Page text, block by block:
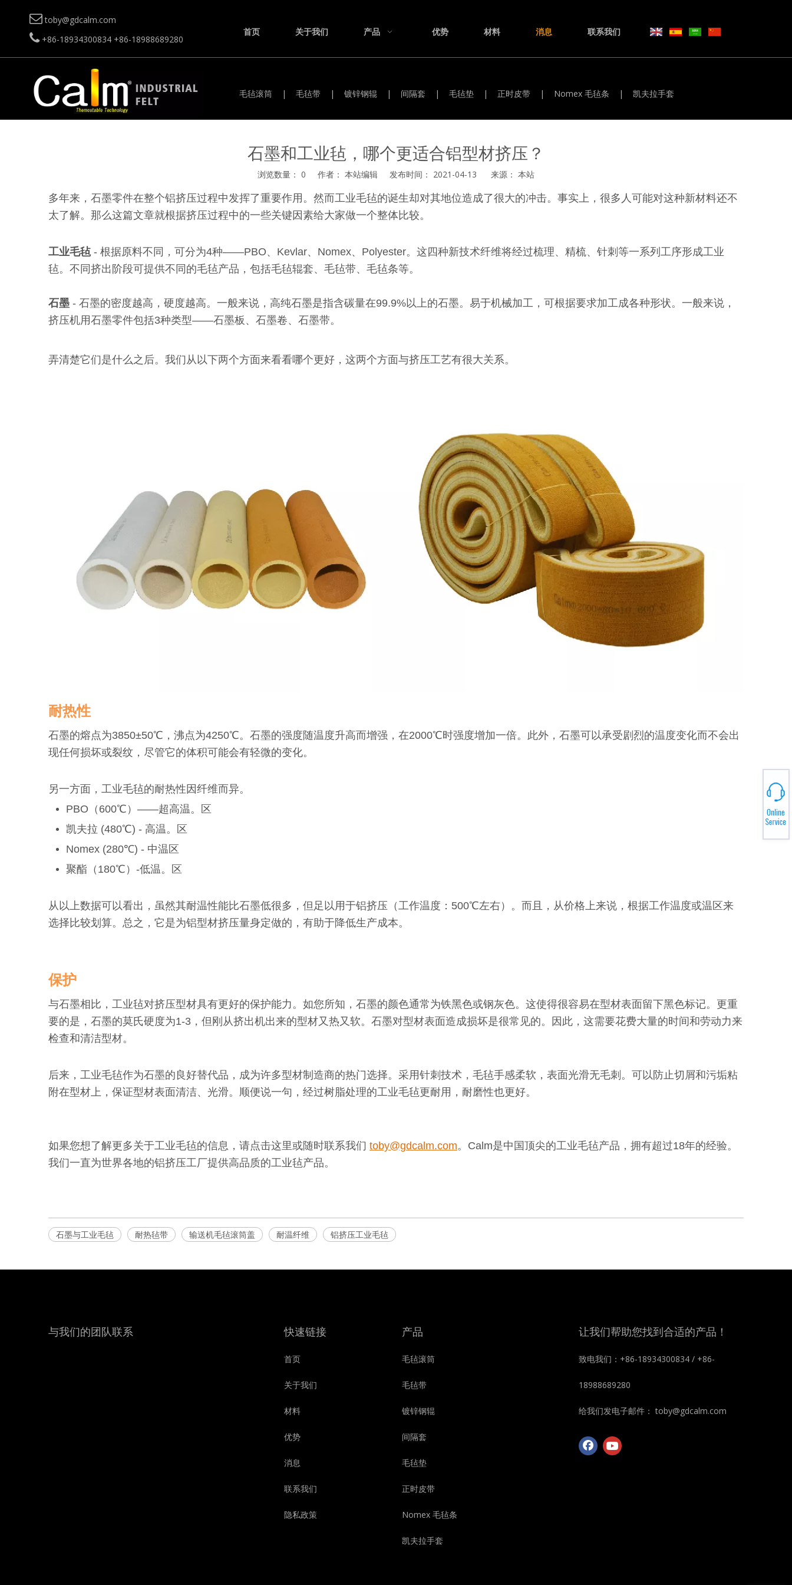
 toby@gdcalm.com
+86-18934300834 +86-18988689280
首页 关于我们 产品 优势 材料 消息 联系我们
毛毡滚筒 | 毛毡带 | 镀锌钢辊 | 间隔套 | 毛毡垫 | 正时皮带 | Nomex 毛毡条 | 凯夫拉手套
石墨和工业毡，哪个更适合铝型材挤压？
浏览数量： 0 作者： 本站编辑 发布时间： 2021-04-13 来源： 本站
多年来，石墨零件在整个铝挤压过程中发挥了重要作用。然而工业毛毡的诞生却对其地位造成了很大的冲击。事实上，很多人可能对这种新材料还不
太了解。那么这篇文章就根据挤压过程中的一些关键因素给大家做一个整体比较。
工业毛毡- 根据原料不同，可分为4种——PBO、Kevlar、Nomex、Polyester。这四种新技术纤维将经过梳理、精梳、针刺等一系列工序形成工业
毡。不同挤出阶段可提供不同的毛毡产品，包括毛毡辊套、毛毡带、毛毡条等。
石墨 - 石墨的密度越高，硬度越高。一般来说，高纯石墨是指含碳量在99.9%以上的石墨。易于机械加工，可根据要求加工成各种形状。一般来说，
挤压机用石墨零件包括3种类型——石墨板、石墨卷、石墨带。
弄清楚它们是什么之后。我们从以下两个方面来看看哪个更好，这两个方面与挤压工艺有很大关系。
耐热性
石墨的熔点为3850±50℃，沸点为4250℃。石墨的强度随温度升高而增强，在2000℃时强度增加一倍。此外，石墨可以承受剧烈的温度变化而不会出
现任何损坏或裂纹，尽管它的体积可能会有轻微的变化。
另一方面，工业毛毡的耐热性因纤维而异。
PBO（600℃）——超高温。区
凯夫拉 (480℃) - 高温。区
Nomex (280℃) - 中温区
聚酯（180℃）-低温。区
从以上数据可以看出，虽然其耐温性能比石墨低很多，但足以用于铝挤压（工作温度：500℃左右）。而且，从价格上来说，根据工作温度或温区来
选择比较划算。总之，它是为铝型材挤压量身定做的，有助于降低生产成本。
保护
与石墨相比，工业毡对挤压型材具有更好的保护能力。如您所知，石墨的颜色通常为铁黑色或钢灰色。这使得很容易在型材表面留下黑色标记。更重
要的是，石墨的莫氏硬度为1-3，但刚从挤出机出来的型材又热又软。石墨对型材表面造成损坏是很常见的。因此，这需要花费大量的时间和劳动力来
检查和清洁型材。
后来，工业毛毡作为石墨的良好替代品，成为许多型材制造商的热门选择。采用针刺技术，毛毡手感柔软，表面光滑无毛刺。可以防止切屑和污垢粘
附在型材上，保证型材表面清洁、光滑。顺便说一句，经过树脂处理的工业毛毡更耐用，耐磨性也更好。
如果您想了解更多关于工业毛毡的信息，请点击这里或随时联系我们 toby@gdcalm.com。Calm是中国顶尖的工业毛毡产品，拥有超过18年的经验。
我们一直为世界各地的铝挤压工厂提供高品质的工业毡产品。
石墨与工业毛毡 耐热毡带 输送机毛毡滚筒盖 耐温纤维 铝挤压工业毛毡
与我们的团队联系 快速链接
首页
关于我们
材料
优势
消息
联系我们
隐私政策
产品
毛毡滚筒
毛毡带
镀锌钢辊
间隔套
毛毡垫
正时皮带
Nomex 毛毡条
凯夫拉手套
让我们帮助您找到合适的产品！
致电我们：+86-18934300834 / +86-
18988689280
给我们发电子邮件：toby@gdcalm.com